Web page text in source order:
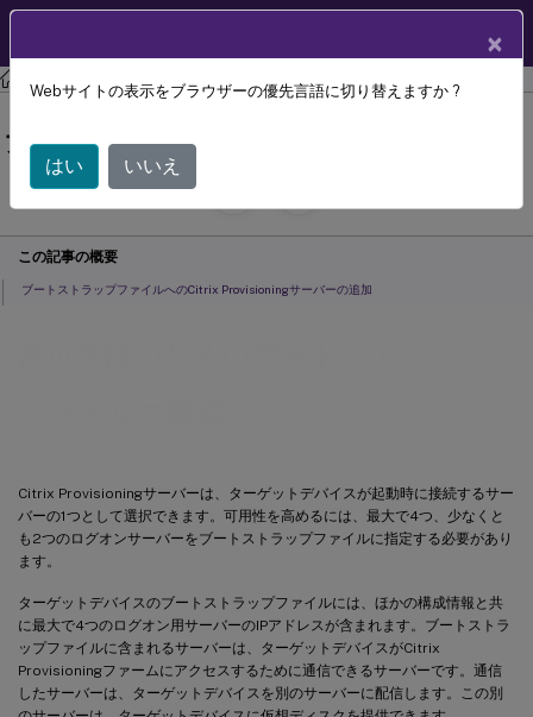
Citrix Provisioning Citrix Provisioning 2402 LTSR
Citrix Provisioningサーバーは、ターゲットデバイスが起動時に接続するサー
バーの1つとして選択できます。可用性を高めるには、最大で4つ、少なくと
も2つのログオンサーバーをブートストラップファイルに指定する必要があり
ます。
ターゲットデバイスのブートストラップファイルには、ほかの構成情報と共
に最大で4つのログオン用サーバーのIPアドレスが含まれます。ブートストラ
ップファイルに含まれるサーバーは、ターゲットデバイスがCitrix
Provisioningファームにアクセスするために通信できるサーバーです。通信
したサーバーは、ターゲットデバイスを別のサーバーに配信します。この別
高可用性のためのブートストラップフ
ァイルの構成
July 29, 2024
C
この記事の概要
ブートストラップファイルへのCitrix Provisioningサーバーの追加
×
Webサイトの表示をブラウザーの優先言語に切り替えますか ?
はい いいえ